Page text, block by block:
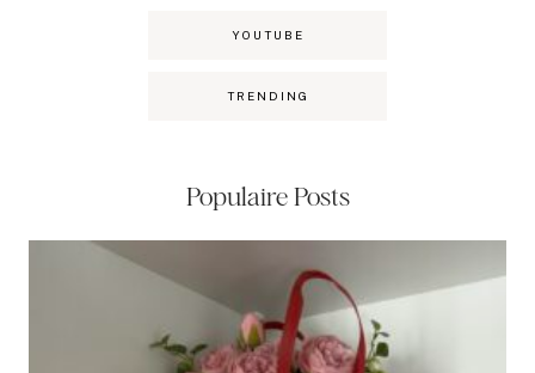
YOUTUBE
TRENDING
Populaire Posts